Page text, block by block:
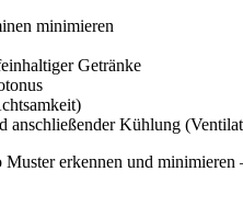
minimieren
Getränke
anschließender‍ Kühlung
erkennen und